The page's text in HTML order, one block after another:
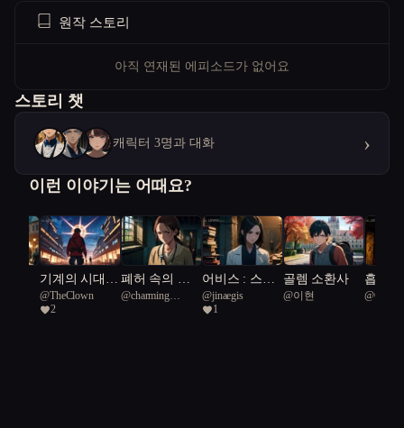
원작 스토리
아직 연재된 에피소드가 없어요
스토리 챗
캐릭터 3명과 대화 ›
이런 이야기는 어때요?
기계의 시대:
용기와 투쟁
@TheClown
2
폐허 속의 피,
희망의 서막
@charming
어비스 : 스탭
업
@jinaegis
1
골렘 소환사
@이현
흡혈
의 노
@